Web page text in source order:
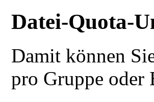
Datei-Quota-
Damit können
pro Gruppe oder